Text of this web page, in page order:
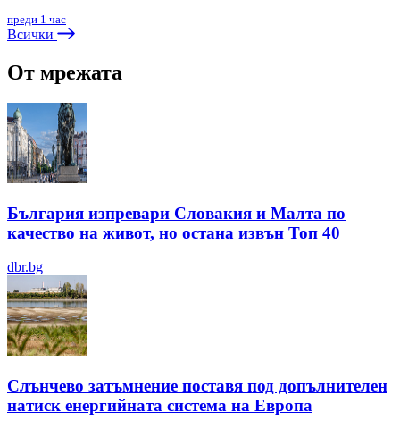
преди 1 час
Всички
От мрежата
България изпревари Словакия и Малта по
качество на живот, но остана извън Топ 40
dbr.bg
Слънчево затъмнение поставя под допълнителен
натиск енергийната система на Европа